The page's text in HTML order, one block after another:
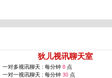
狄儿视讯聊天室
一对多视讯聊天 : 每分钟 8 点
一对一视讯聊天 : 每分钟 30 点